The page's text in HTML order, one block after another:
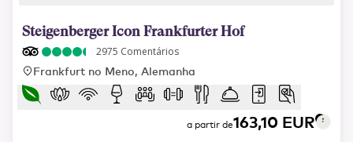
Steigenberger Icon Frankfurter Hof
2975 Comentários
Frankfurt no Meno, Alemanha
a partir de163,10 EUR